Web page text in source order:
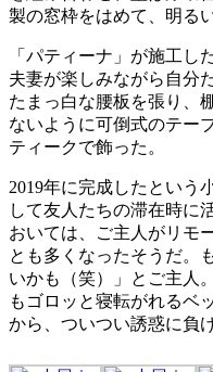
製の窓枠をはめて、明る
「パティーナ」が施工し
夫妻が楽しみながら自分
たまっ白な腰板を張り、
ないように可倒式のテー
ティークで飾った。
2019年に完成したという
して友人たちの滞在時に
おいては、ご主人がリモ
とも多くなったそうだ。
いかも（笑）」とご主人
もゴロッと寝転がれるベ
から、ついつい誘惑に負